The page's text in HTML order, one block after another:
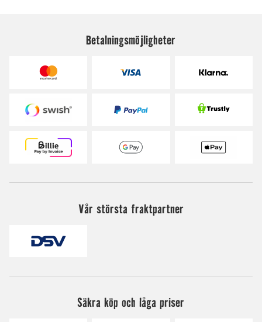
Betalningsmöjligheter
Vår största fraktpartner
Säkra köp och låga priser